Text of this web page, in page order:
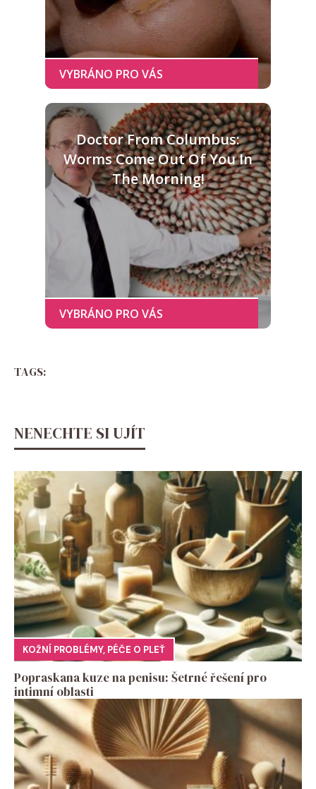
Doctor From Columbus:
Worms Come Out Of You In
The Morning!
TAGS:
NENECHTE SI UJÍT
KOŽNÍ PROBLÉMY, PÉČE O PLEŤ
Popraskana kuze na penisu: Šetrné řešení pro
intimní oblasti